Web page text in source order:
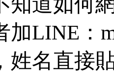
加LINE：
姓名直接